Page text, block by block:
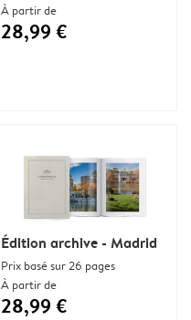
Édition archive - Madrid
Prix basé sur 26 pages
À partir de
28,99 €
À partir de
28,99 €